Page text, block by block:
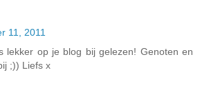
11, 2011
lekker op je blog bij gelezen! Genoten en
;)) Liefs x